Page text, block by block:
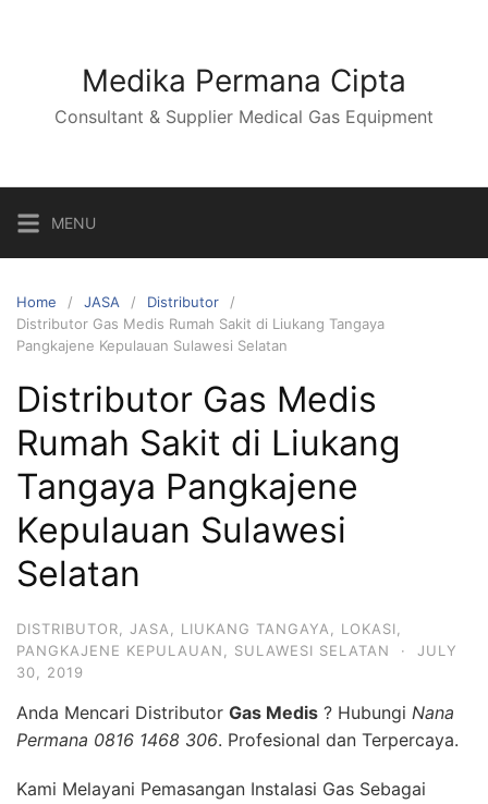
Medika Permana Cipta
Consultant & Supplier Medical Gas Equipment
MENU
Home JASA
Distributor
Distributor Gas Medis Rumah Sakit di Liukang Tangaya
Pangkajene Kepulauan Sulawesi Selatan
Distributor Gas Medis
Rumah Sakit di Liukang
Tangaya Pangkajene
Kepulauan Sulawesi
Selatan
DISTRIBUTOR JASA LIUKANG TANGAYA LOKASI
PANGKAJENE KEPULAUAN
SULAWESI SELATAN ·
JULY
30, 2019
Anda Mencari Distributor Gas Medis ? Hubungi Nana
Permana 0816 1468 306. Profesional dan Terpercaya.
Kami Melayani Pemasangan Instalasi Gas Sebagai